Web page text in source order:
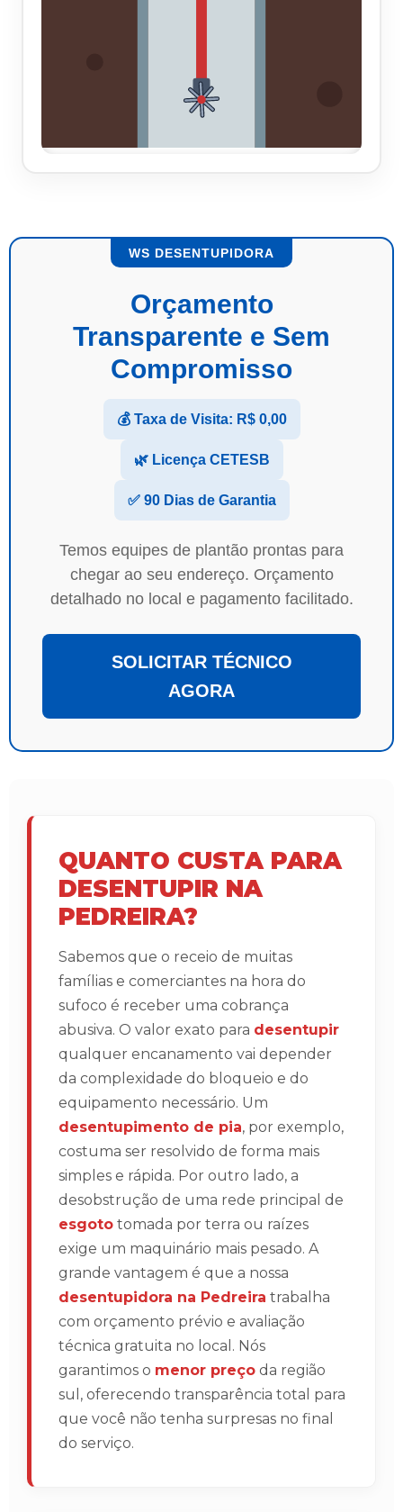
WS DESENTUPIDORA
Orçamento
Transparente e Sem
Compromisso
💰 Taxa de Visita: R$ 0,00
🌿 Licença CETESB
✅ 90 Dias de Garantia
Temos equipes de plantão prontas para
chegar ao seu endereço. Orçamento
detalhado no local e pagamento facilitado.
SOLICITAR TÉCNICO
AGORA
QUANTO CUSTA PARA
DESENTUPIR NA
PEDREIRA?
Sabemos que o receio de muitas
famílias e comerciantes na hora do
sufoco é receber uma cobrança
abusiva. O valor exato para desentupir
qualquer encanamento vai depender
da complexidade do bloqueio e do
equipamento necessário. Um
desentupimento de pia, por exemplo,
costuma ser resolvido de forma mais
simples e rápida. Por outro lado, a
desobstrução de uma rede principal de
esgoto tomada por terra ou raízes
exige um maquinário mais pesado. A
grande vantagem é que a nossa
desentupidora na Pedreira trabalha
com orçamento prévio e avaliação
técnica gratuita no local. Nós
garantimos o menor preço da região
sul, oferecendo transparência total para
que você não tenha surpresas no final
do serviço.